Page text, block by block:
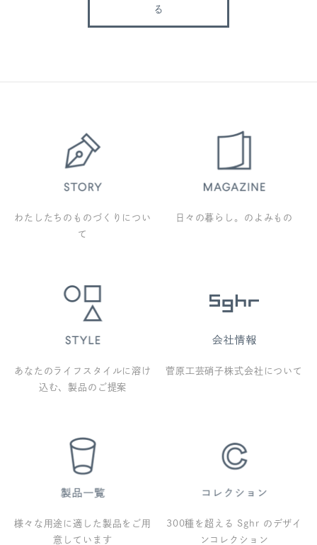
る
わたしたちのものづくりについ
て
日々の暮らし。のよみもの
あなたのライフスタイルに溶け
込む、製品のご提案
菅原工芸硝子株式会社について
様々な用途に適した製品をご用
意しています
300種を超える Sghr のデザイ
ンコレクション